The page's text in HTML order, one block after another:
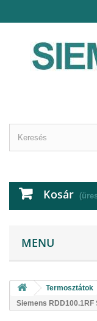
Kosár
MENU
Termosztátok
Siemens